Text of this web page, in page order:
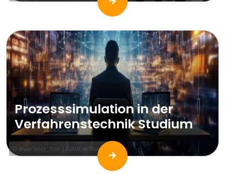
© evening_tao | AdobeStock
Prozesssimulation in der
Verfahrenstechnik Studium